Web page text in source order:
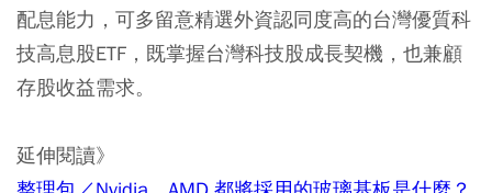
配息能力，可多留意精選外資認同度高的台灣優質科
技高息股ETF，既掌握台灣科技股成長契機，也兼顧
存股收益需求。
延伸閱讀》